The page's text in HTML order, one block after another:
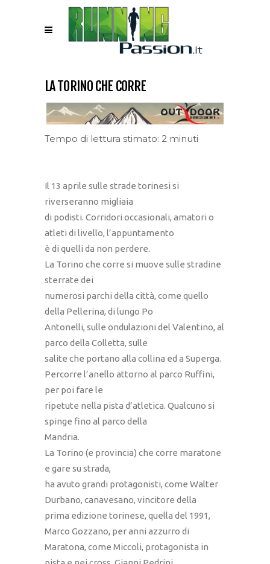
LA TORINO CHE CORRE
Tempo di lettura stimato: 2 minuti
Il 13 aprile sulle strade torinesi si
riverseranno migliaia
di podisti. Corridori occasionali, amatori o
atleti di livello, l’appuntamento
è di quelli da non perdere.
La Torino che corre si muove sulle stradine
sterrate dei
numerosi parchi della città, come quello
della Pellerina, di lungo Po
Antonelli, sulle ondulazioni del Valentino, al
parco della Colletta, sulle
salite che portano alla collina ed a Superga.
Percorre l’anello attorno al parco Ruffini,
per poi fare le
ripetute nella pista d’atletica. Qualcuno si
spinge fino al parco della
Mandria.
La Torino (e provincia) che corre maratone
e gare su strada,
ha avuto grandi protagonisti, come Walter
Durbano, canavesano, vincitore della
prima edizione torinese, quella del 1991,
Marco Gozzano, per anni azzurro di
Maratona, come Miccoli, protagonista in